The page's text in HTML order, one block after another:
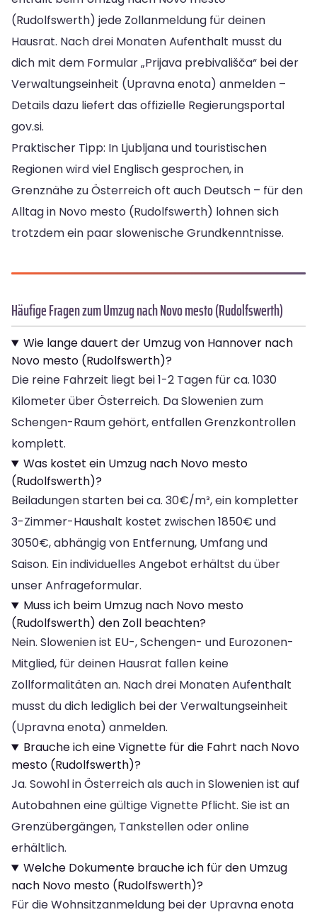
(Rudolfswerth) jede Zollanmeldung für deinen
Hausrat. Nach drei Monaten Aufenthalt musst du
dich mit dem Formular „Prijava prebivališča“ bei der
Verwaltungseinheit (Upravna enota) anmelden –
Details dazu liefert das offizielle Regierungsportal
gov.si.
Praktischer Tipp: In Ljubljana und touristischen
Regionen wird viel Englisch gesprochen, in
Grenznähe zu Österreich oft auch Deutsch – für den
Alltag in Novo mesto (Rudolfswerth) lohnen sich
trotzdem ein paar slowenische Grundkenntnisse.
Häufige Fragen zum Umzug nach Novo mesto (Rudolfswerth)
Wie lange dauert der Umzug von Hannover nach
Novo mesto (Rudolfswerth)?
Die reine Fahrzeit liegt bei 1-2 Tagen für ca. 1030
Kilometer über Österreich. Da Slowenien zum
Schengen-Raum gehört, entfallen Grenzkontrollen
komplett.
Was kostet ein Umzug nach Novo mesto
(Rudolfswerth)?
Beiladungen starten bei ca. 30€/m³, ein kompletter
3-Zimmer-Haushalt kostet zwischen 1850€ und
3050€, abhängig von Entfernung, Umfang und
Saison. Ein individuelles Angebot erhältst du über
unser Anfrageformular.
Muss ich beim Umzug nach Novo mesto
(Rudolfswerth) den Zoll beachten?
Nein. Slowenien ist EU-, Schengen- und Eurozonen-
Mitglied, für deinen Hausrat fallen keine
Zollformalitäten an. Nach drei Monaten Aufenthalt
musst du dich lediglich bei der Verwaltungseinheit
(Upravna enota) anmelden.
Brauche ich eine Vignette für die Fahrt nach Novo
mesto (Rudolfswerth)?
Ja. Sowohl in Österreich als auch in Slowenien ist auf
Autobahnen eine gültige Vignette Pflicht. Sie ist an
Grenzübergängen, Tankstellen oder online
erhältlich.
Welche Dokumente brauche ich für den Umzug
nach Novo mesto (Rudolfswerth)?
Für die Wohnsitzanmeldung bei der Upravna enota